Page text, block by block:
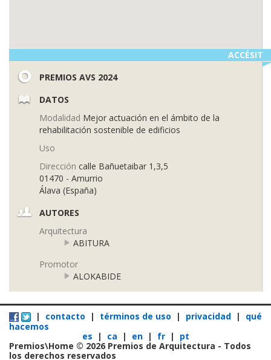
ACCÉSIT
PREMIOS AVS 2024
DATOS
Modalidad Mejor actuación en el ámbito de la
rehabilitación sostenible de edificios
Uso
Dirección calle Bañuetaibar 1,3,5
01470 - Amurrio
Álava (España)
AUTORES
Arquitectura
ABITURA
Promotor
ALOKABIDE
| contacto | términos de uso | privacidad | qué
hacemos
es
| ca | en | fr | pt
Premios\Home © 2026 Premios de Arquitectura - Todos
los derechos reservados